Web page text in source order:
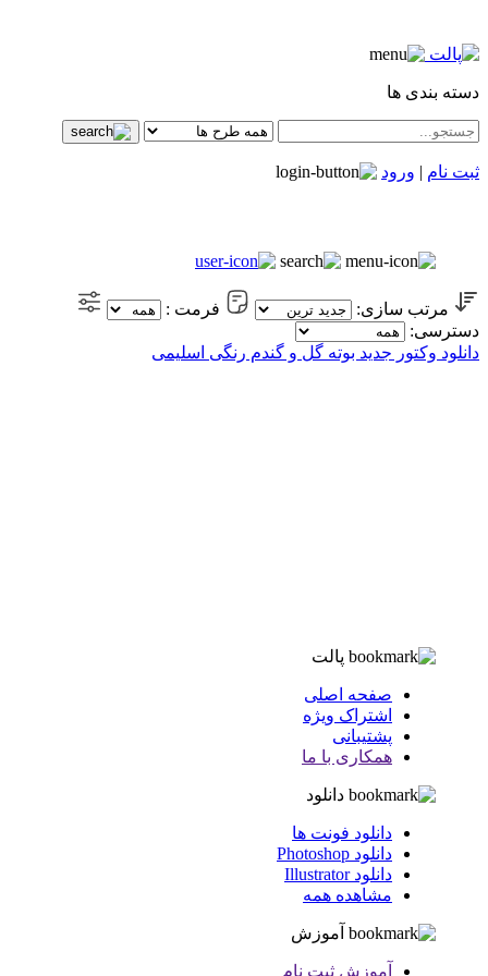
دسته بندی ها
ثبت نام | ورود
مرتب سازی:
فرمت :
دسترسی:
دانلود وکتور جدید بوته گل و گندم رنگی اسلیمی
پالت
صفحه اصلی
اشتراک ویژه
پشتیبانی
همکاری با ما
دانلود
دانلود فونت ها
دانلود Photoshop
دانلود Illustrator
مشاهده همه
آموزش
آموزش ثبت نام